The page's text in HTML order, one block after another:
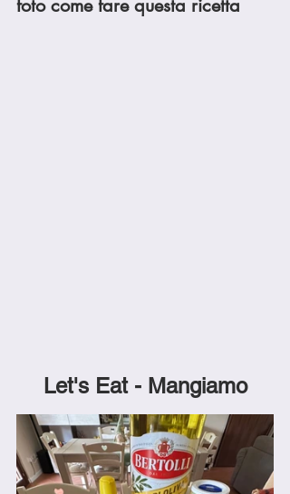
foto come fare questa ricetta
Let's Eat - Mangiamo